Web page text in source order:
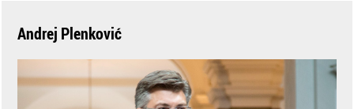
Andrej Plenković